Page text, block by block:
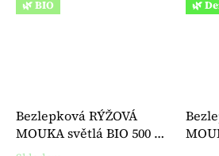
🌿 BIO
Bezlepková RÝŽOVÁ
MOUKA světlá BIO 500 g -
Bauck
🌿